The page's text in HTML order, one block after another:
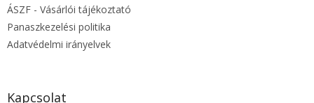
ÁSZF - Vásárlói tájékoztató
Panaszkezelési politika
Adatvédelmi irányelvek
Kapcsolat